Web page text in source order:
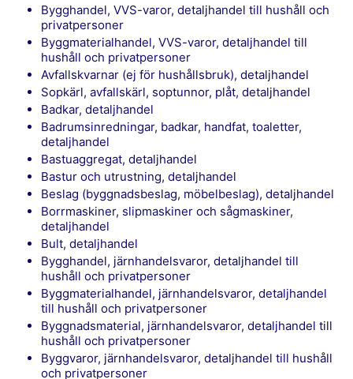
Bygghandel, VVS-varor, detaljhandel till hushåll och
privatpersoner
Byggmaterialhandel, VVS-varor, detaljhandel till
hushåll och privatpersoner
Avfallskvarnar (ej för hushållsbruk), detaljhandel
Sopkärl, avfallskärl, soptunnor, plåt, detaljhandel
Badkar, detaljhandel
Badrumsinredningar, badkar, handfat, toaletter,
detaljhandel
Bastuaggregat, detaljhandel
Bastur och utrustning, detaljhandel
Beslag (byggnadsbeslag, möbelbeslag), detaljhandel
Borrmaskiner, slipmaskiner och sågmaskiner,
detaljhandel
Bult, detaljhandel
Bygghandel, järnhandelsvaror, detaljhandel till
hushåll och privatpersoner
Byggmaterialhandel, järnhandelsvaror, detaljhandel
till hushåll och privatpersoner
Byggnadsmaterial, järnhandelsvaror, detaljhandel till
hushåll och privatpersoner
Byggvaror, järnhandelsvaror, detaljhandel till hushåll
och privatpersoner